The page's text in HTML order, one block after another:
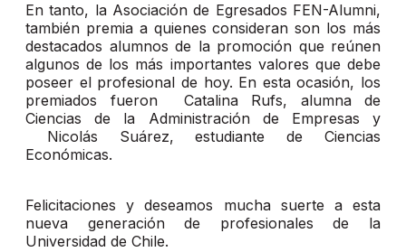
En tanto, la Asociación de Egresados FEN-Alumni,
también premia a quienes consideran son los más
destacados alumnos de la promoción que reúnen
algunos de los más importantes valores que debe
poseer el profesional de hoy. En esta ocasión, los
premiados fueron Catalina Rufs, alumna de
Ciencias de la Administración de Empresas y
Nicolás Suárez, estudiante de Ciencias
Económicas.
Felicitaciones y deseamos mucha suerte a esta
nueva generación de profesionales de la
Universidad de Chile.